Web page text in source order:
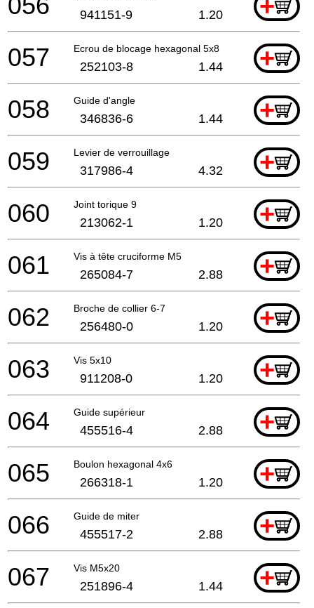
+
941151-9 1.20
Ecrou de blocage hexagonal 5x8 +
057 252103-8 1.44
Guide d'angle +
058 346836-6 1.44
Levier de verrouillage +
059 317986-4 4.32
Joint torique 9 +
060 213062-1 1.20
Vis à tête cruciforme M5 +
061 265084-7 2.88
Broche de collier 6-7 +
062 256480-0 1.20
Vis 5x10 +
063 911208-0 1.20
Guide supérieur +
064 455516-4 2.88
Boulon hexagonal 4x6 +
065 266318-1 1.20
Guide de miter +
066 455517-2 2.88
Vis M5x20 +
067 251896-4 1.44